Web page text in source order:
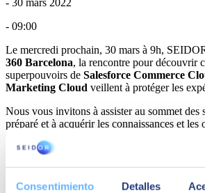
Consentimiento Detalles
- 09:00
Le mercredi prochain, 30 mars à 9h,
360 Barcelona, la rencontre pour découvrir
superpouvoirs de Salesforce Commerce
Marketing Cloud veillent à protéger les
Nous vous invitons à assister au sommet des
préparé et à acquérir les connaissances et
super expérience client avec
pouvoir.
APIs, OMS, Hyperpersonnalisation,